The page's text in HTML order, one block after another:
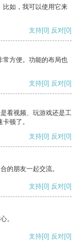
比如，我可以使用它来
支持[0] 反对[0]
常方便。功能的布局也
支持[0] 反对[0]
看视频、玩游戏还是工
顿了。
支持[0] 反对[0]
的朋友一起交流。
支持[0] 反对[0]
。
支持[0] 反对[0]